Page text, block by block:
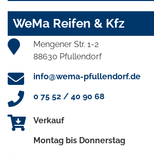
WeMa Reifen & Kfz
Mengener Str. 1-2
88630 Pfullendorf
info@wema-pfullendorf.de
0 75 52 / 40 90 68
Verkauf
Montag bis Donnerstag